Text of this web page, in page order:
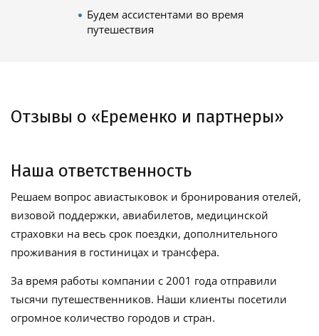
Будем ассистентами во время
путешествия
Отзывы о «Еременко и партнеры»
Наша ответственность
Решаем вопрос авиастыковок и бронирования отелей,
визовой поддержки, авиабилетов, медицинской
страховки на весь срок поездки, дополнительного
проживания в гостиницах и трансфера.
За время работы компании с 2001 года отправили
тысячи путешественников. Наши клиенты посетили
огромное количество городов и стран.